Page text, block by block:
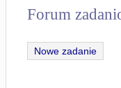
Forum
Nowe zadanie